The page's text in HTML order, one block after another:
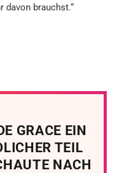
davon brauchst.“
GRACE EIN
TEIL
NACH